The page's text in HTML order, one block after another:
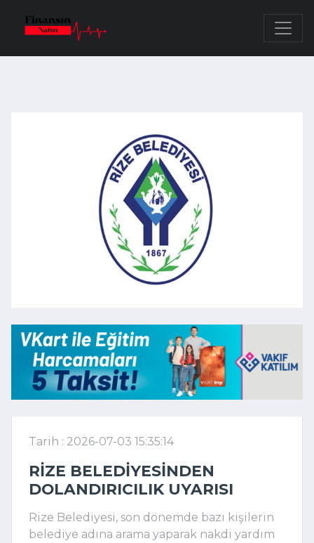
Tarih : 2026-07-03 15:35:14
RIZE BELEDIYESINDEN
DOLANDIRICILIK UYARISI
Rize Belediyesi, son dönemde bazı kişilerin
belediye adına arama yaparak nakdi yardım